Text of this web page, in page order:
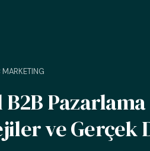
MARKETING
ve Gerçek